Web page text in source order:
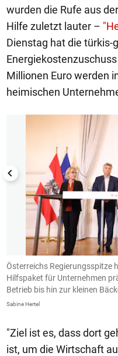
wurden die Rufe aus
Hilfe zuletzt lauter –
Dienstag hat die türkis-
Millionen Euro werden
heimischen
1/5
Österreichs Regierungsspitze
Hilfspaket für Unternehmen
Betrieb bis hin zur kleinen
Sabine Hertel
"Ziel ist es, dass dort
ist, um die Wirtschaft